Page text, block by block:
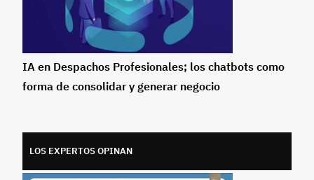
IA en Despachos Profesionales; los chatbots como
forma de consolidar y generar negocio
LOS EXPERTOS OPINAN